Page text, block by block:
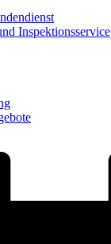
Inspektionsservice